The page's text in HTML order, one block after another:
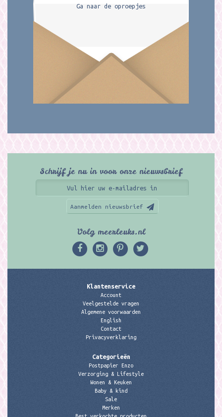
Ga naar de oproepjes
Schrijf je nu in voor onze nieuwsbrief
Aanmelden nieuwsbrief
Volg meerleuks.nl
Klantenservice
Account
Veelgestelde vragen
Algemene voorwaarden
English
Contact
Privacyverklaring
Categorieën
Postpapier Enzo
Verzorging & Lifestyle
Wonen & Keuken
Baby & kind
Sale
Merken